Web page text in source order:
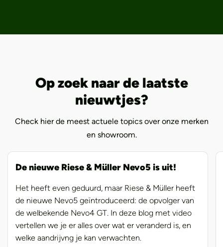
Op zoek naar de laatste
nieuwtjes?
Check hier de meest actuele topics over onze merken
en showroom.
De nieuwe Riese & Müller Nevo5 is uit!
Het heeft even geduurd, maar Riese & Müller heeft
de nieuwe Nevo5 geïntroduceerd: de opvolger van
de welbekende Nevo4 GT. In deze blog met video
vertellen we je er alles over wat er veranderd is, en
welke aandrijvng je kan verwachten.